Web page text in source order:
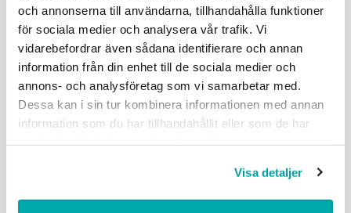
och annonserna till användarna, tillhandahålla funktioner
för sociala medier och analysera vår trafik. Vi
vidarebefordrar även sådana identifierare och annan
information från din enhet till de sociala medier och
annons- och analysföretag som vi samarbetar med.
Dessa kan i sin tur kombinera informationen med annan
information som du har tillhandahållit eller som de har
Visa detaljer
Håll mig inloggad Glömt lösenord?
Logga in
info@grafiska.se